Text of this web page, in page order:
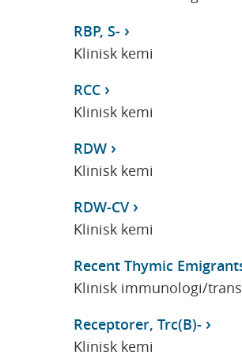
RBP, S-
Klinisk kemi
RCC
Klinisk kemi
RDW
Klinisk kemi
RDW-CV
Klinisk kemi
Recent Thymic
Klinisk immunologi/
Receptorer, Trc(B)-
Klinisk kemi